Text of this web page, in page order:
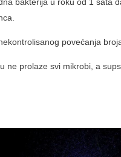
povećanja
ne prolaze svi mikrobi, a